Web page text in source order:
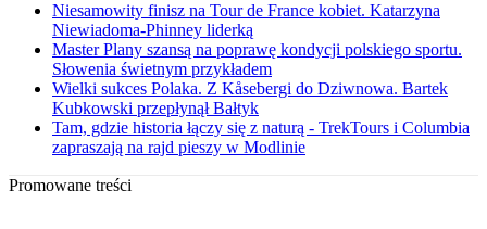
Niesamowity finisz na Tour de France kobiet. Katarzyna
Niewiadoma-Phinney liderką
Master Plany szansą na poprawę kondycji polskiego sportu.
Słowenia świetnym przykładem
Wielki sukces Polaka. Z Kåsebergi do Dziwnowa. Bartek
Kubkowski przepłynął Bałtyk
Tam, gdzie historia łączy się z naturą - TrekTours i Columbia
zapraszają na rajd pieszy w Modlinie
Promowane treści